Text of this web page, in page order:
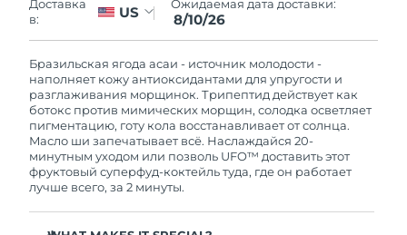
Доставка
в:
US Ожидаемая дата доставки:
8/10/26
Бразильская ягода асаи - источник молодости -
наполняет кожу антиоксидантами для упругости и
разглаживания морщинок. Трипептид действует как
ботокс против мимических морщин, солодка осветляет
пигментацию, готу кола восстанавливает от солнца.
Масло ши запечатывает всё. Наслаждайся 20-
минутным уходом или позволь UFO™ доставить этот
фруктовый суперфуд-коктейль туда, где он работает
лучше всего, за 2 минуты.
Джерси
Казахстан
Ожидаемая дата доставки
8/11/26
Кувейт
Ожидаемая дата доставки
8/9/26
8/9/26